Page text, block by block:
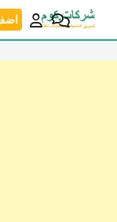
انتقل